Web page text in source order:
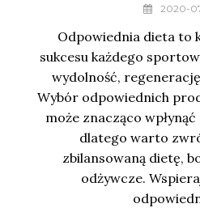
2020-
Odpowiednia dieta to
sukcesu każdego
wydolność,
Wybór odpowiednich
może znacząco
dlatego warto
zbilansowaną dietę,
odżywcze.